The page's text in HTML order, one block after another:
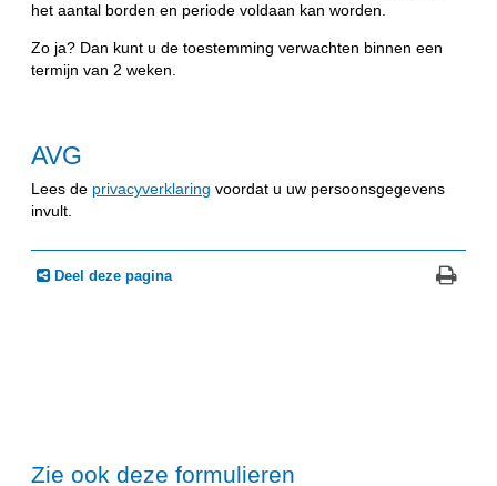
het aantal borden en periode voldaan kan worden.
Zo ja? Dan kunt u de toestemming verwachten binnen een
termijn van 2 weken.
AVG
Lees de privacyverklaring voordat u uw persoonsgegevens
invult.
Deel deze pagina
Zie ook deze formulieren